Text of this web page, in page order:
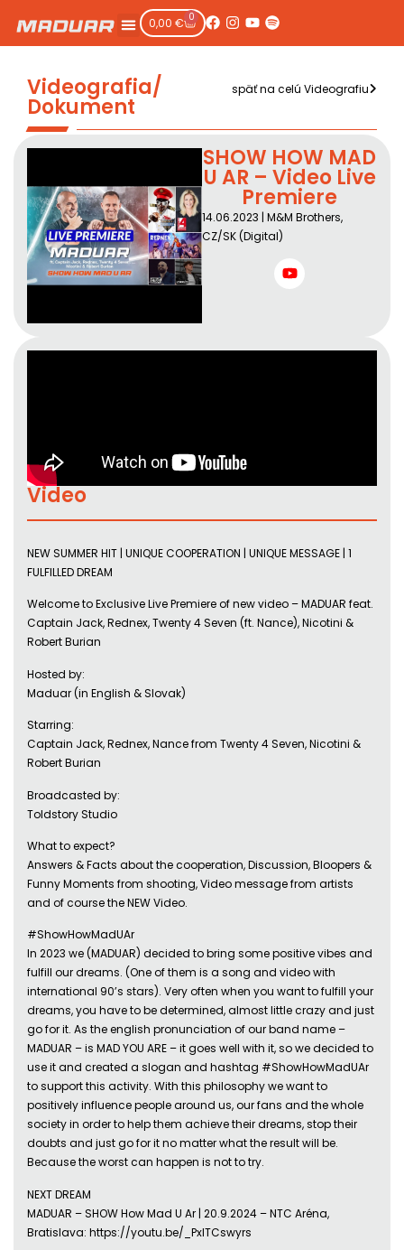
0,00 € 0
Videografia/
Dokument
späť na celú Videografiu
SHOW HOW MAD
U AR – Video Live
Premiere
14.06.2023 | M&M Brothers,
CZ/SK (Digital)
Video
NEW SUMMER HIT | UNIQUE COOPERATION | UNIQUE MESSAGE | 1
FULFILLED DREAM
Welcome to Exclusive Live Premiere of new video – MADUAR feat.
Captain Jack, Rednex, Twenty 4 Seven (ft. Nance), Nicotini &
Robert Burian
Hosted by:
Maduar (in English & Slovak)
Starring:
Captain Jack, Rednex, Nance from Twenty 4 Seven, Nicotini &
Robert Burian
Broadcasted by:
Toldstory Studio
What to expect?
Answers & Facts about the cooperation, Discussion, Bloopers &
Funny Moments from shooting, Video message from artists
and of course the NEW Video.
#ShowHowMadUAr
In 2023 we (MADUAR) decided to bring some positive vibes and
fulfill our dreams. (One of them is a song and video with
international 90’s stars). Very often when you want to fulfill your
dreams, you have to be determined, almost little crazy and just
go for it. As the english pronunciation of our band name –
MADUAR – is MAD YOU ARE – it goes well with it, so we decided to
use it and created a slogan and hashtag #ShowHowMadUAr
to support this activity. With this philosophy we want to
positively influence people around us, our fans and the whole
society in order to help them achieve their dreams, stop their
doubts and just go for it no matter what the result will be.
Because the worst can happen is not to try.
NEXT DREAM
MADUAR – SHOW How Mad U Ar | 20.9.2024 – NTC Aréna,
Bratislava: https://youtu.be/_PxITCswyrs